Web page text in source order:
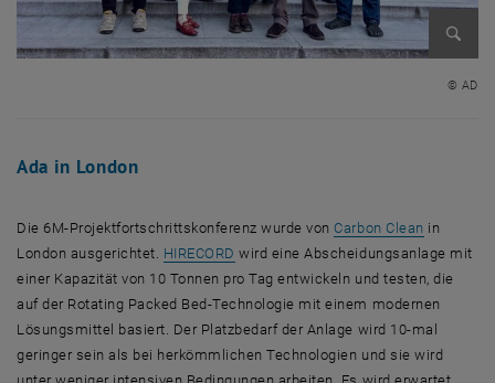
© AD
Ada in London
Die 6M-Projektfortschrittskonferenz wurde von Carbon Clean , öffnet
in
London ausgerichtet. HIRECORD , öffnet eine externe URL in einem
wird eine Abscheidungsanlage mit
einer Kapazität von 10 Tonnen pro Tag entwickeln und testen, die
auf der Rotating Packed Bed-Technologie mit einem modernen
Lösungsmittel basiert. Der Platzbedarf der Anlage wird 10-mal
geringer sein als bei herkömmlichen Technologien und sie wird